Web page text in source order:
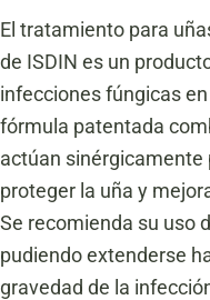
El tratamiento para
de ISDIN es un
infecciones fúngicas
fórmula patentada
actúan sinérgicamente
proteger la uña y
Se recomienda su uso
pudiendo extenderse
gravedad de la